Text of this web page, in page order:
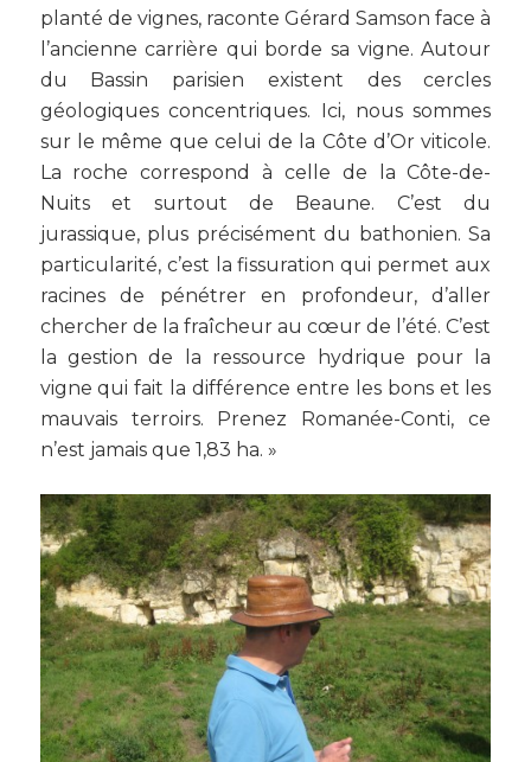
planté de vignes, raconte Gérard Samson face à
l’ancienne carrière qui borde sa vigne. Autour
du Bassin parisien existent des cercles
géologiques concentriques. Ici, nous sommes
sur le même que celui de la Côte d’Or viticole.
La roche correspond à celle de la Côte-de-
Nuits et surtout de Beaune. C’est du
jurassique, plus précisément du bathonien. Sa
particularité, c’est la fissuration qui permet aux
racines de pénétrer en profondeur, d’aller
chercher de la fraîcheur au cœur de l’été. C’est
la gestion de la ressource hydrique pour la
vigne qui fait la différence entre les bons et les
mauvais terroirs. Prenez Romanée-Conti, ce
n’est jamais que 1,83 ha. »